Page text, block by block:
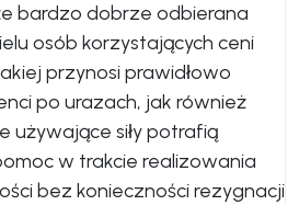
bardzo dobrze odbierana
osób korzystających ceni
przynosi prawidłowo
po urazach, jak również
używające siły potrafią
w trakcie realizowania
bez konieczności rezygnacji